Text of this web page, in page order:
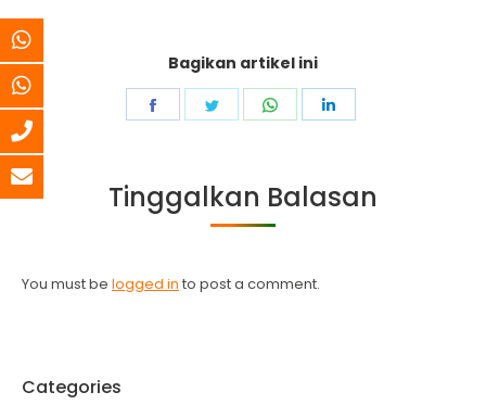
Bagikan artikel ini
Share
Share
Share
Tinggalkan Balasan
You must be logged in to post a comment.
Categories